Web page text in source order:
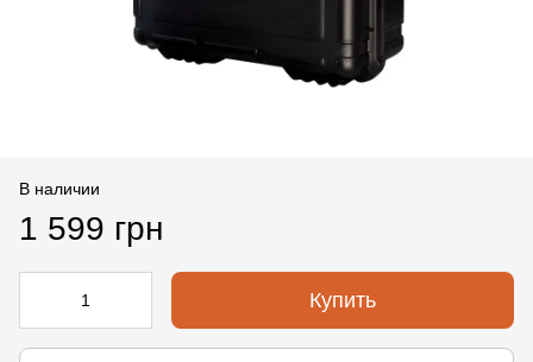
В наличии
1 599 грн
Купить